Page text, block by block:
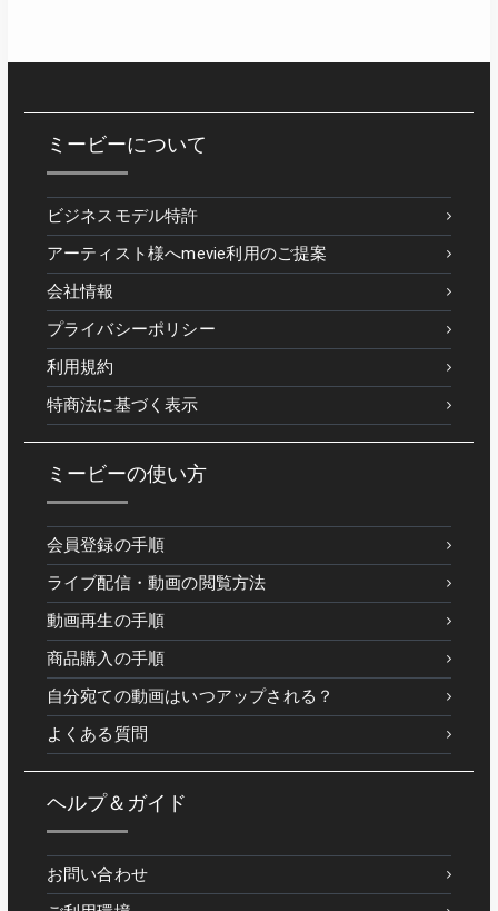
ミービーについて
ビジネスモデル特許
アーティスト様へmevie利用のご提案
会社情報
プライバシーポリシー
利用規約
特商法に基づく表示
ミービーの使い方
会員登録の手順
ライブ配信・動画の閲覧方法
動画再生の手順
商品購入の手順
自分宛ての動画はいつアップされる？
よくある質問
ヘルプ＆ガイド
お問い合わせ